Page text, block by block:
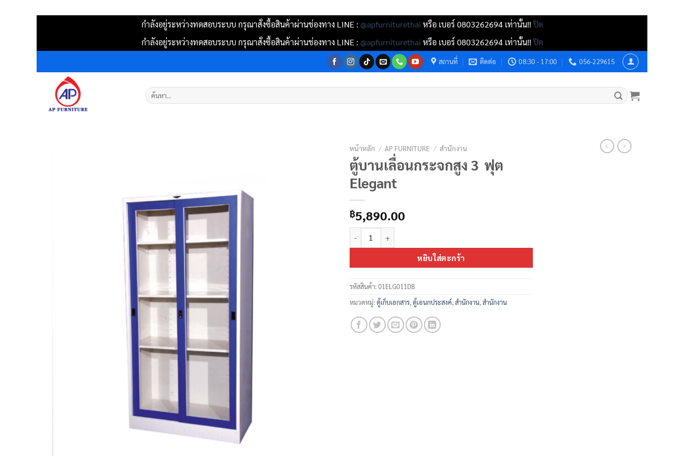
กำลังอยู่ระหว่างทดสอบระบบ กรุณาสั่งซื้อสินค้าผ่านช่องทาง LINE : @apfurniturethai หรือ เบอร์ 0803262694 เท่านั้น!!ปิด
กำลังอยู่ระหว่างทดสอบระบบ กรุณาสั่งซื้อสินค้าผ่านช่องทาง LINE : @apfurniturethai หรือ เบอร์ 0803262694 เท่านั้น!!ปิด
เนื้อหา
สถานที่ ติดต่อ 08:30 - 17:00 056-229615
ค้นหา:
หน้าหลัก / AP FURNITURE / สำนักงาน
ตู้บานเลื่อนกระจกสูง 3 ฟุต
Elegant
฿5,890.00
หยิบใส่ตะกร้า
รหัสสินค้า:01ELG011DB
หมวดหมู่:ตู้เก็บเอกสาร,ตู้เอนกประสงค์,สำนักงาน,สำนักงาน